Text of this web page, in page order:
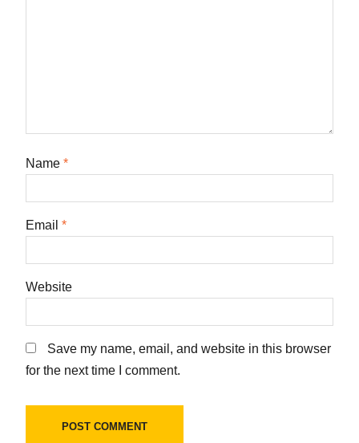
Name *
Email *
Website
Save my name, email, and website in this browser
for the next time I comment.